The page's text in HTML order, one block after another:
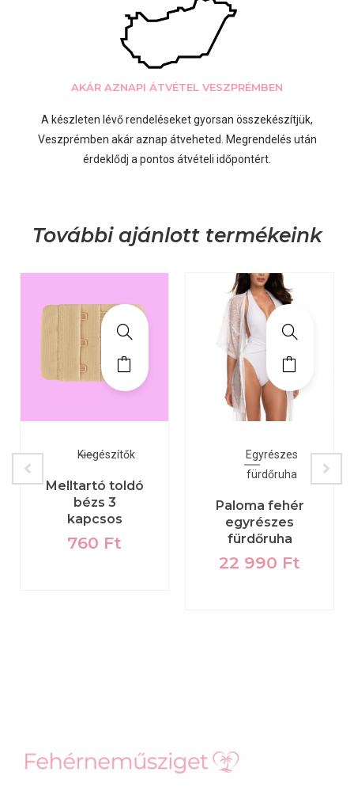
AKÁR AZNAPI ÁTVÉTEL VESZPRÉMBEN
A készleten lévő rendeléseket gyorsan összekészítjük,
Veszprémben akár aznap átveheted. Megrendelés után
érdeklődj a pontos átvételi időpontért.
További ajánlott termékeink
Kiegészítők
Melltartó toldó
bézs 3
kapcsos
760 Ft
Egyrészes
fürdőruha
Paloma fehér
egyrészes
fürdőruha
22 990 Ft